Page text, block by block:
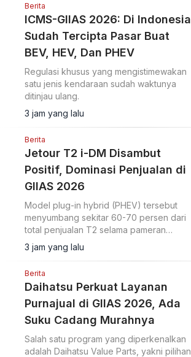
Berita
ICMS-GIIAS 2026: Di Indonesia
Sudah Tercipta Pasar Buat
BEV, HEV, Dan PHEV
Regulasi khusus yang mengistimewakan
satu jenis kendaraan sudah waktunya
ditinjau ulang.
3 jam yang lalu
Berita
Jetour T2 i-DM Disambut
Positif, Dominasi Penjualan di
GIIAS 2026
Model plug-in hybrid (PHEV) tersebut
menyumbang sekitar 60-70 persen dari
total penjualan T2 selama pameran
berlangsung.
3 jam yang lalu
Berita
Daihatsu Perkuat Layanan
Purnajual di GIIAS 2026, Ada
Suku Cadang Murahnya
Salah satu program yang diperkenalkan
adalah Daihatsu Value Parts, yakni pilihan